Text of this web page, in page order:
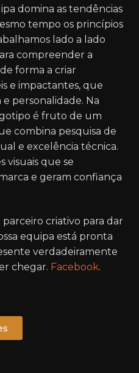
domina as tendências
tempo os princípios
lado a lado
compreender a
forma a criar
e impactantes, que
personalidade. Na
é fruto de um
combina pesquisa de
e excelência técnica.
visuais que se
e geram confiança
criativo para dar
equipa está pronta
verdadeiramente
chegar. Facebook.